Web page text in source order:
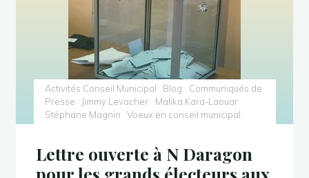
des
violences
systémiques
!"
Activités Conseil Municipal Blog
Communiqués de
Presse
Jimmy Levacher
Malika Kara-Laouar
Stéphane Magnin
Voeux en conseil municipal
Lettre ouverte à N Daragon